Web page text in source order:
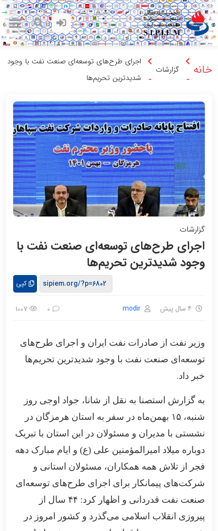
خانه -
گزارشات
-
اجرای طرح‌های توسعه‌ای صنعت نفت با وجود
شدیدترین تحریم‌ها
گزارشات
اجرای طرح‌های توسعه‌ای صنعت نفت با
وجود شدیدترین تحریم‌ها
کپی
4 سال پیش modir
0
1007
وزیر نفت از صادرات نفت ایران و اجرای طرح‌های
توسعه‌ای صنعت نفت با وجود شدیدترین تحریم‌ها
خبر داد.
به گزارش استصنا به نقل از شانا، جواد اوجی روز
شنبه، ۱۵ بهمن‌ماه در سفر به استان هرمزگان در
نشستی با مدیران و مسئولان در این استان با تبریک
دوباره میلاد امیرالمؤمنین علی (ع) و ایام مبارک دهه
فجر از تلاش همه همکاران، مسئولان استانی و
شرکت‌های پیمانکار برای اجرای طرح‌های توسعه‌ای
صنعت نفت قدردانی و اظهار کرد: ۴۴ سال از
پیروزی انقلاب اسلامی می‌گذرد و کشور امروز در